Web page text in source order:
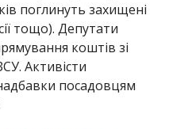
поглинуть захищені
тощо). Депутати
коштів зі
Активісти
посадовцям